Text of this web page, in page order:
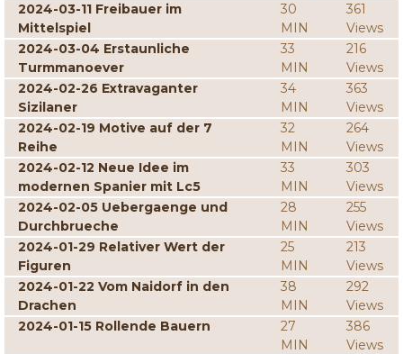
2024-03-11 Freibauer im
Mittelspiel
30
MIN
361
Views
2024-03-04 Erstaunliche
Turmmanoever
33
MIN
216
Views
2024-02-26 Extravaganter
Sizilaner
34
MIN
363
Views
2024-02-19 Motive auf der 7
Reihe
32
MIN
264
Views
2024-02-12 Neue Idee im
modernen Spanier mit Lc5
33
MIN
303
Views
2024-02-05 Uebergaenge und
Durchbrueche
28
MIN
255
Views
2024-01-29 Relativer Wert der
Figuren
25
MIN
213
Views
2024-01-22 Vom Naidorf in den
Drachen
38
MIN
292
Views
2024-01-15 Rollende Bauern
27
MIN
386
Views